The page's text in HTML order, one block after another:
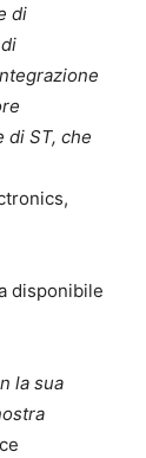
di
di ST, che
disponibile
la sua